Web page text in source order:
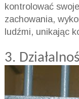
kontrolować
zachowania,
ludźmi, unikając
3.